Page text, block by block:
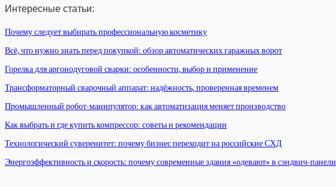
Интересные статьи:
Почему следует выбирать профессиональную косметику
Всё, что нужно знать перед покупкой: обзор автоматических гаражных ворот
Горелка для аргонодуговой сварки: особенности, выбор и применение
Трансформаторный сварочный аппарат: надёжность, проверенная временем
Промышленный робот-манипулятор: как автоматизация меняет производство
Как выбрать и где купить компрессор: советы и рекомендации
Технологический суверенитет: почему бизнес переходит на российские СХД
Энергоэффективность и скорость: почему современные здания «одевают» в сэндвич-панели